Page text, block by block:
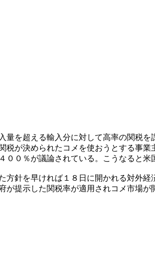
量を超える輸入分に対して高率の関税
税が決められたコメを使おうとする事
００％が議論されている。こうなると
方針を早ければ１８日に開かれる対外
が提示した関税率が適用されコメ市場が